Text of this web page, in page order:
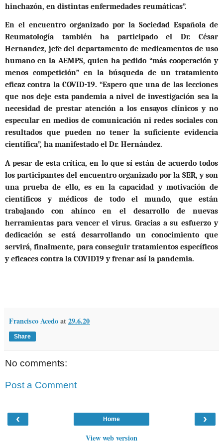
hinchazón, en distintas enfermedades reumáticas”.
En el encuentro organizado por la Sociedad Española de
Reumatología también ha participado el Dr. César
Hernandez, jefe del departamento de medicamentos de uso
humano en la AEMPS, quien ha pedido “más cooperación y
menos competición” en la búsqueda de un tratamiento
eficaz contra la COVID-19. “Espero que una de las lecciones
que nos deje esta pandemia a nivel de investigación sea la
necesidad de prestar atención a los ensayos clínicos y no
especular en medios de comunicación ni redes sociales con
resultados que pueden no tener la suficiente evidencia
científica”, ha manifestado el Dr. Hernández.
A pesar de esta crítica, en lo que sí están de acuerdo todos
los participantes del encuentro organizado por la SER, y son
una prueba de ello, es en la capacidad y motivación de
científicos y médicos de todo el mundo, que están
trabajando con ahínco en el desarrollo de nuevas
herramientas para vencer el virus. Gracias a su esfuerzo y
dedicación se está desarrollando un conocimiento que
servirá, finalmente, para conseguir tratamientos específicos
y eficaces contra la COVID19 y frenar así la pandemia.
Francisco Acedoat29.6.20
Share
No comments:
Post a Comment
‹ ›
Home
View web version